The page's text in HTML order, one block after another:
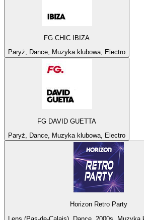
FG CHIC IBIZA
Paryż, Dance, Muzyka klubowa, Electro
FG DAVID GUETTA
Paryż, Dance, Muzyka klubowa, Electro
Horizon Retro Party